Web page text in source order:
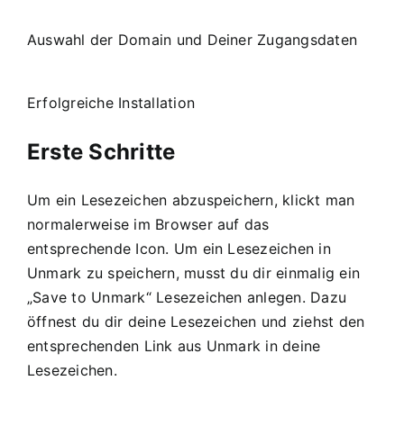
Auswahl der Domain und Deiner Zugangsdaten
Erfolgreiche Installation
Erste Schritte
Um ein Lesezeichen abzuspeichern, klickt man
normalerweise im Browser auf das
entsprechende Icon. Um ein Lesezeichen in
Unmark zu speichern, musst du dir einmalig ein
„Save to Unmark“ Lesezeichen anlegen. Dazu
öffnest du dir deine Lesezeichen und ziehst den
entsprechenden Link aus Unmark in deine
Lesezeichen.